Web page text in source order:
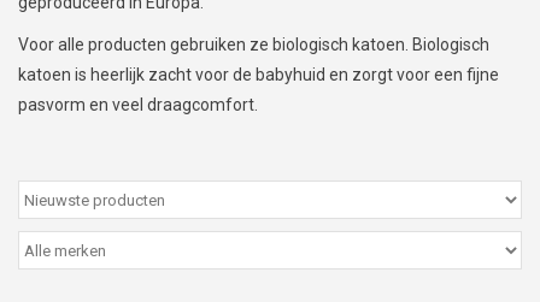
Naar school
Merken
Voor alle producten gebruiken ze biologisch katoen. Biologisch
katoen is heerlijk zacht voor de babyhuid en zorgt voor een fijne
pasvorm en veel draagcomfort.